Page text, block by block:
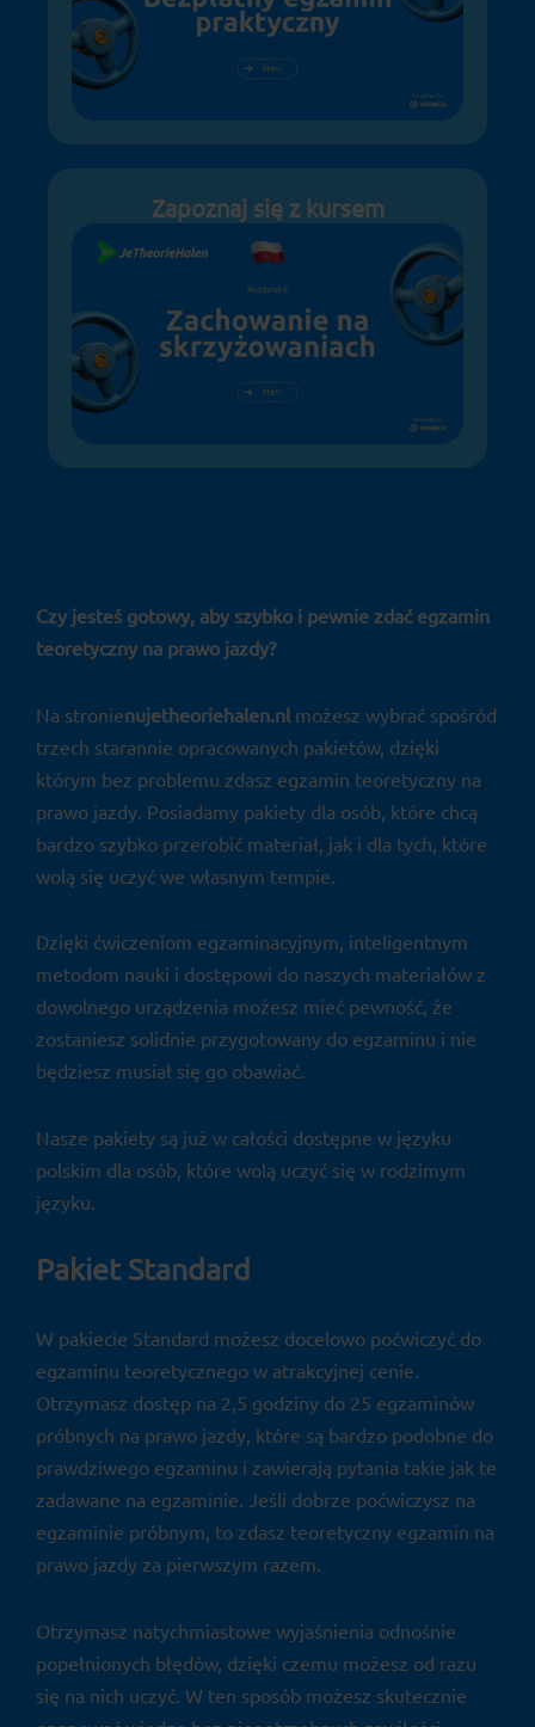
Zapoznaj się z kursem
Czy jesteś gotowy, aby szybko i pewnie zdać egzamin
teoretyczny na prawo jazdy?
Na stronienujetheoriehalen.nl możesz wybrać spośród
trzech starannie opracowanych pakietów, dzięki
którym bez problemu zdasz egzamin teoretyczny na
prawo jazdy. Posiadamy pakiety dla osób, które chcą
bardzo szybko przerobić materiał, jak i dla tych, które
wolą się uczyć we własnym tempie.
Dzięki ćwiczeniom egzaminacyjnym, inteligentnym
metodom nauki i dostępowi do naszych materiałów z
dowolnego urządzenia możesz mieć pewność, że
zostaniesz solidnie przygotowany do egzaminu i nie
będziesz musiał się go obawiać.
Nasze pakiety są już w całości dostępne w języku
polskim dla osób, które wolą uczyć się w rodzimym
języku.
Pakiet Standard
W pakiecie Standard możesz docelowo poćwiczyć do
egzaminu teoretycznego w atrakcyjnej cenie.
Otrzymasz dostęp na 2,5 godziny do 25 egzaminów
próbnych na prawo jazdy, które są bardzo podobne do
prawdziwego egzaminu i zawierają pytania takie jak te
zadawane na egzaminie. Jeśli dobrze poćwiczysz na
egzaminie próbnym, to zdasz teoretyczny egzamin na
prawo jazdy za pierwszym razem.
Otrzymasz natychmiastowe wyjaśnienia odnośnie
popełnionych błędów, dzięki czemu możesz od razu
się na nich uczyć. W ten sposób możesz skutecznie